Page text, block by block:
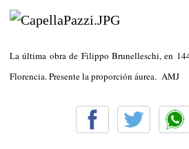
La última obra de Filippo Brunelleschi, en
Florencia. Presente la proporción áurea. AMJ